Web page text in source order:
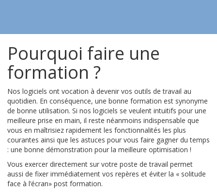
Pourquoi faire une
formation ?
Nos logiciels ont vocation à devenir vos outils de travail au
quotidien. En conséquence, une bonne formation est synonyme
de bonne utilisation. Si nos logiciels se veulent intuitifs pour une
meilleure prise en main, il reste néanmoins indispensable que
vous en maîtrisiez rapidement les fonctionnalités les plus
courantes ainsi que les astuces pour vous faire gagner du temps
: une bonne démonstration pour la meilleure optimisation !
Vous exercer directement sur votre poste de travail permet
aussi de fixer immédiatement vos repères et éviter la « solitude
face à l’écran» post formation.